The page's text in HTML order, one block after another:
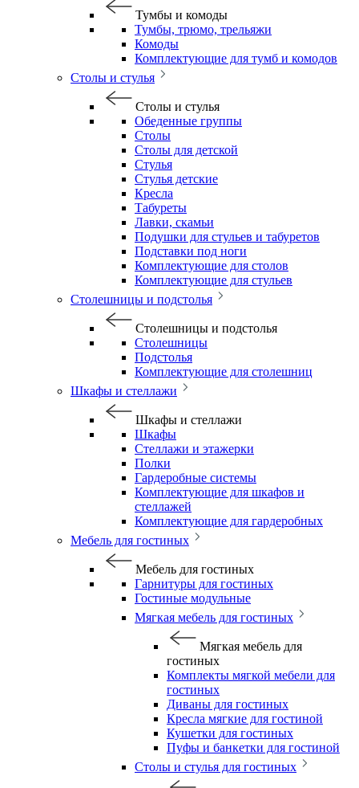
Тумбы и комоды
Тумбы, трюмо, трельяжи
Комоды
Комплектующие для тумб и комодов
Столы и стулья
Столы и стулья
Обеденные группы
Столы
Столы для детской
Стулья
Стулья детские
Кресла
Табуреты
Лавки, скамьи
Подушки для стульев и табуретов
Подставки под ноги
Комплектующие для столов
Комплектующие для стульев
Столешницы и подстолья
Столешницы и подстолья
Столешницы
Подстолья
Комплектующие для столешниц
Шкафы и стеллажи
Шкафы и стеллажи
Шкафы
Стеллажи и этажерки
Полки
Гардеробные системы
Комплектующие для шкафов и
стеллажей
Комплектующие для гардеробных
Мебель для гостиных
Мебель для гостиных
Гарнитуры для гостиных
Гостиные модульные
Мягкая мебель для гостиных
Мягкая мебель для
гостиных
Комплекты мягкой мебели для
гостиных
Диваны для гостиных
Кресла мягкие для гостиной
Кушетки для гостиных
Пуфы и банкетки для гостиной
Столы и стулья для гостиных